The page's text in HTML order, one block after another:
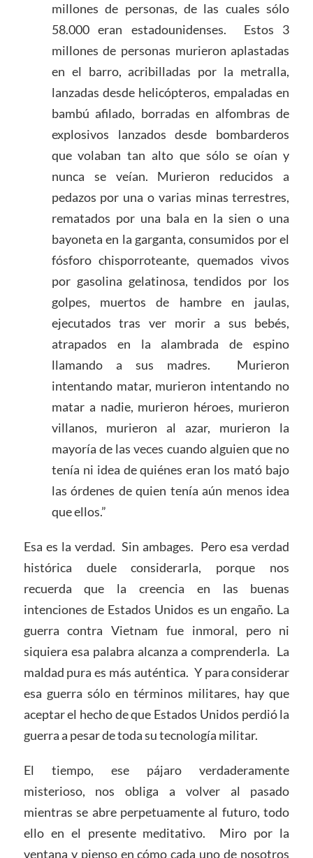
millones de personas, de las cuales sólo
58.000 eran estadounidenses. Estos 3
millones de personas murieron aplastadas
en el barro, acribilladas por la metralla,
lanzadas desde helicópteros, empaladas en
bambú afilado, borradas en alfombras de
explosivos lanzados desde bombarderos
que volaban tan alto que sólo se oían y
nunca se veían. Murieron reducidos a
pedazos por una o varias minas terrestres,
rematados por una bala en la sien o una
bayoneta en la garganta, consumidos por el
fósforo chisporroteante, quemados vivos
por gasolina gelatinosa, tendidos por los
golpes, muertos de hambre en jaulas,
ejecutados tras ver morir a sus bebés,
atrapados en la alambrada de espino
llamando a sus madres. Murieron
intentando matar, murieron intentando no
matar a nadie, murieron héroes, murieron
villanos, murieron al azar, murieron la
mayoría de las veces cuando alguien que no
tenía ni idea de quiénes eran los mató bajo
las órdenes de quien tenía aún menos idea
que ellos.”
Esa es la verdad. Sin ambages. Pero esa verdad
histórica duele considerarla, porque nos
recuerda que la creencia en las buenas
intenciones de Estados Unidos es un engaño. La
guerra contra Vietnam fue inmoral, pero ni
siquiera esa palabra alcanza a comprenderla. La
maldad pura es más auténtica. Y para considerar
esa guerra sólo en términos militares, hay que
aceptar el hecho de que Estados Unidos perdió la
guerra a pesar de toda su tecnología militar.
El tiempo, ese pájaro verdaderamente
misterioso, nos obliga a volver al pasado
mientras se abre perpetuamente al futuro, todo
ello en el presente meditativo. Miro por la
ventana y pienso en cómo cada uno de nosotros